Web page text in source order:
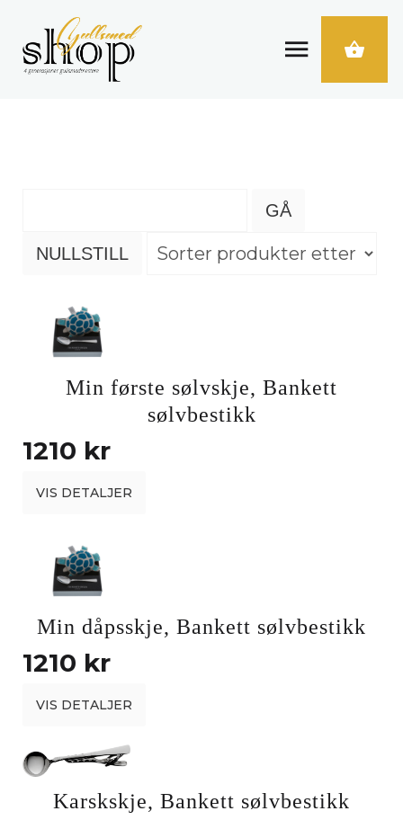
Min første sølvskje, Bankett
sølvbestikk
1210 kr
VIS DETALJER
Min dåpsskje, Bankett sølvbestikk
1210 kr
VIS DETALJER
Karskskje, Bankett sølvbestikk